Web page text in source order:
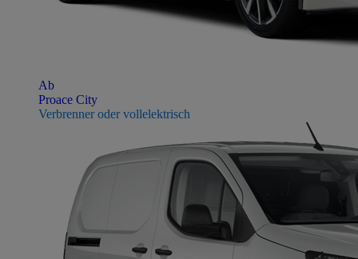
Ab
Proace City
Verbrenner oder vollelektrisch